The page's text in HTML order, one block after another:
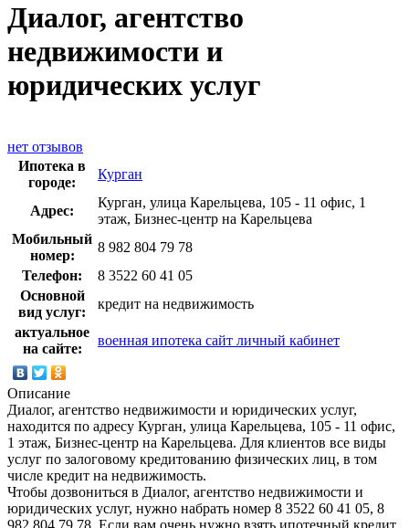
Диалог, агентство
недвижимости и
юридических услуг
нет отзывов
Ипотека в
городе:
Курган
Адрес:
Курган, улица Карельцева, 105 - 11 офис, 1
этаж, Бизнес-центр на Карельцева
Мобильный
номер:
8 982 804 79 78
Телефон:
8 3522 60 41 05
Основной
вид услуг:
кредит на недвижимость
актуальное
на сайте:
военная ипотека сайт личный кабинет
Описание
Диалог, агентство недвижимости и юридических услуг,
находится по адресу Курган, улица Карельцева, 105 - 11 офис,
1 этаж, Бизнес-центр на Карельцева. Для клиентов все виды
услуг по залоговому кредитованию физических лиц, в том
числе кредит на недвижимость.
Чтобы дозвониться в Диалог, агентство недвижимости и
юридических услуг, нужно набрать номер 8 3522 60 41 05, 8
982 804 79 78. Если вам очень нужно взять ипотечный кредит,